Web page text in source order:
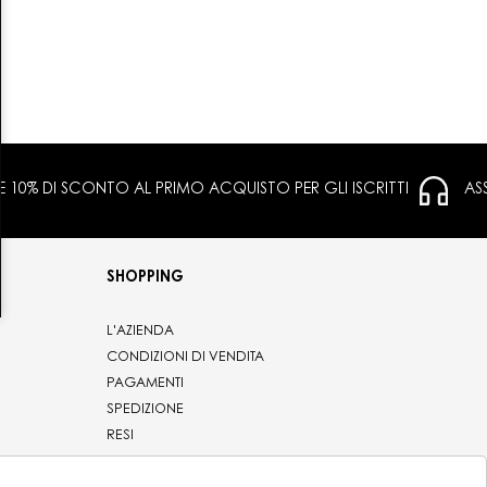
E 10% DI SCONTO AL PRIMO ACQUISTO PER GLI ISCRITTI
SHOPPING
L'AZIENDA
CONDIZIONI DI VENDITA
PAGAMENTI
SPEDIZIONE
RESI